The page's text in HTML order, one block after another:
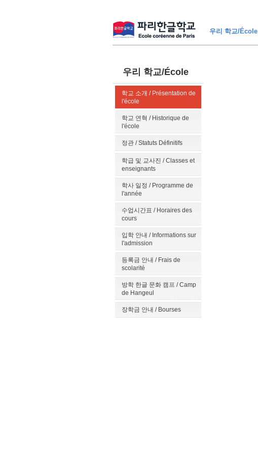
우리 학교/École
우리 학교/École
학교 소개 / Présentation de
l'école
학교 연혁 / Historique de
l'école
정관 / Statuts Définitifs
학급 및 교사진 / Classes et
enseignants
학사 일정 / Programme de
l'année
수업시간표 / Horaires des
cours
입학 안내 / Informations sur
l'admission
등록금 안내 / Frais de
scolarité
방학 한글 문화 캠프 / Camp
de Hangeul
장학금 안내 / Bourses